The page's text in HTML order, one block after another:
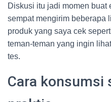
Diskusi itu jadi momen buat
sempat mengirim beberapa
produk yang saya cek
teman-teman yang ingin
tes.
Cara konsumsi